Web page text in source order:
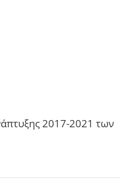
2017-2021 των